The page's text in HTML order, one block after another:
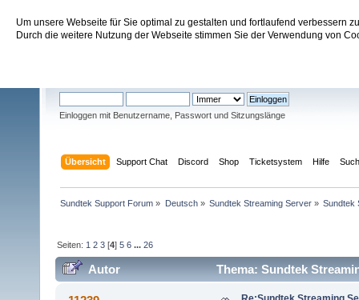
Um unsere Webseite für Sie optimal zu gestalten und fortlaufend verbessern
Durch die weitere Nutzung der Webseite stimmen Sie der Verwendung von
Sundtek Support Forum
Einloggen mit Benutzername, Passwort und Sitzungslänge
Übersicht Support Chat Discord Shop Ticketsystem Hilfe
Sundtek Support Forum » Deutsch» Sundtek Streaming Server» Sundtek
Seiten: 1 2 3 [4]5 6 ...26
Autor Thema: Sundtek